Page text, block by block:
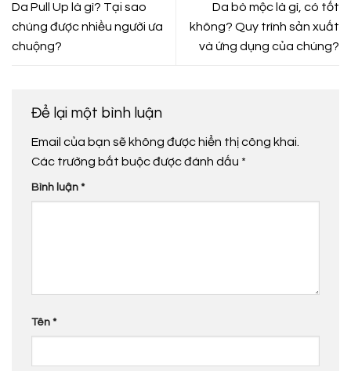
Da Pull Up là gì? Tại sao
chúng được nhiều người ưa
chuộng?
Da bò mộc là gì, có tốt
không? Quy trình sản xuất
và ứng dụng của chúng?
Để lại một bình luận
Email của bạn sẽ không được hiển thị công khai.
Các trường bắt buộc được đánh dấu *
Bình luận *
Tên *